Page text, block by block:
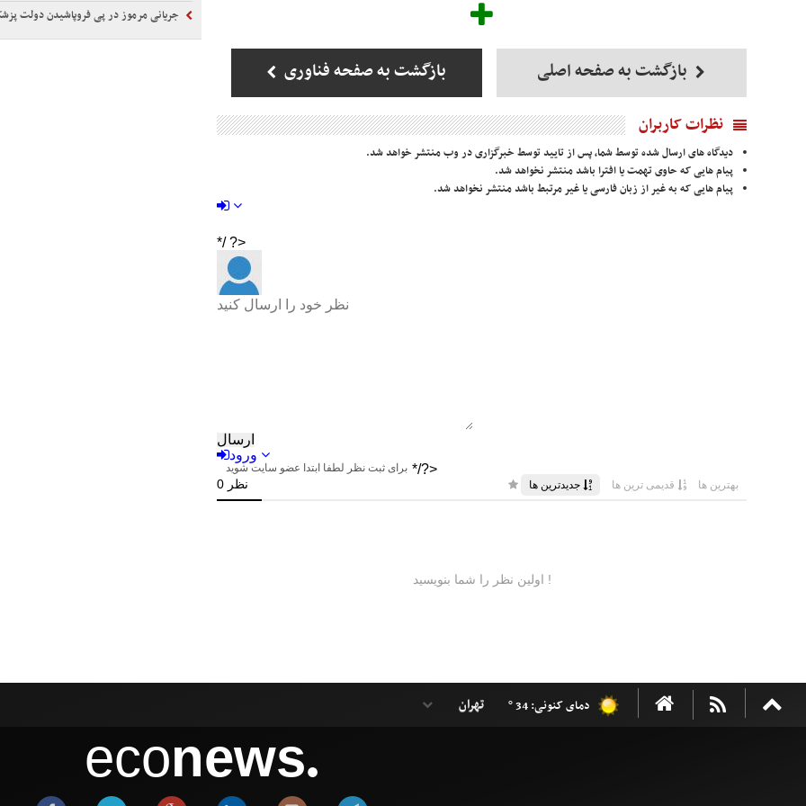
بازگشت به صفحه اصلی بازگشت به صفحه فناوری
نظرات کاربران
دیدگاه های ارسال شده توسط شما، پس از تایید توسط خبرگزاری در وب منتشر خواهد شد.
پیام هایی که حاوی تهمت یا افترا باشد منتشر نخواهد شد.
پیام هایی که به غیر از زبان فارسی یا غیر مرتبط باشد منتشر نخواهد شد.
جریانی مرموز در پی فروپاشیدن دولت
دمای کنونی: 34 °
econews●